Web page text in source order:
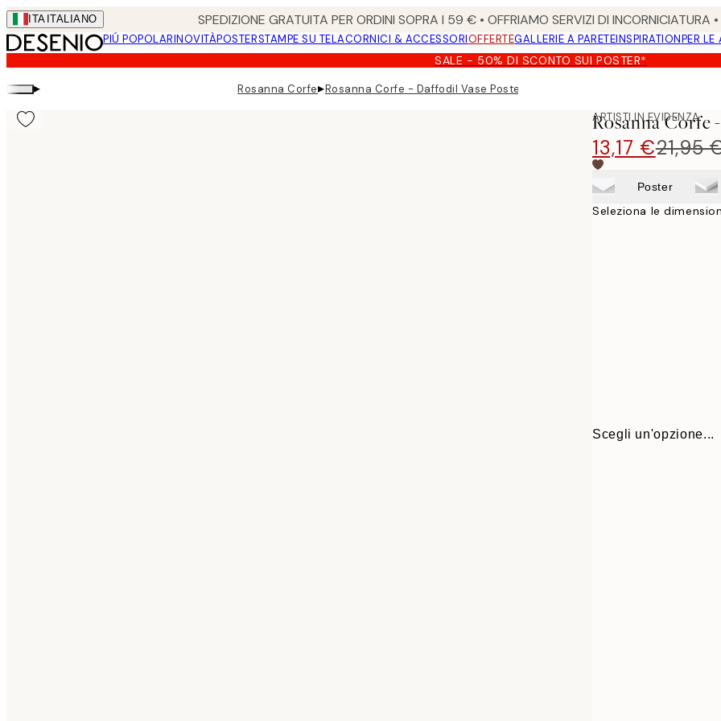
Skip
to
main
content.
ITA ITALIANO SPEDIZIONE GRATUITA PER ORDINI SOPRA I 59 € • OFFRIAMO SERVIZI DI
PIÚ POPOLARINOVITÀPOSTERSTAMPE SU TELACORNICI & ACCESSORIOFFERTEGALLERIE A PARETEINSPIRATIONPER LE
SALE - 50% DI SCONTO SUI POSTER*
▸ Rosanna Corfe▸Rosanna Corfe - Daffodil Vase Poster
ARTISTI IN EVIDENZA
Rosanna Corfe
13,17 €21,95
Poster
Seleziona le
Scegli un'opzione...